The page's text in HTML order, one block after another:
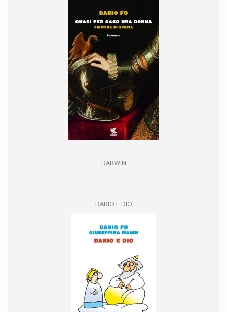
DARWIN
DARIO E DIO